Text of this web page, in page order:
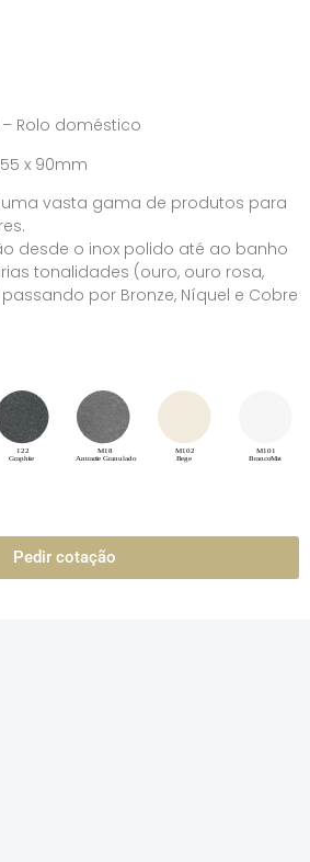
Rolo doméstico
x 90mm
uma vasta gama de produtos para
desde o inox polido até ao banho
tonalidades (ouro, ouro rosa,
por Bronze, Níquel e Cobre
Pedir cotação